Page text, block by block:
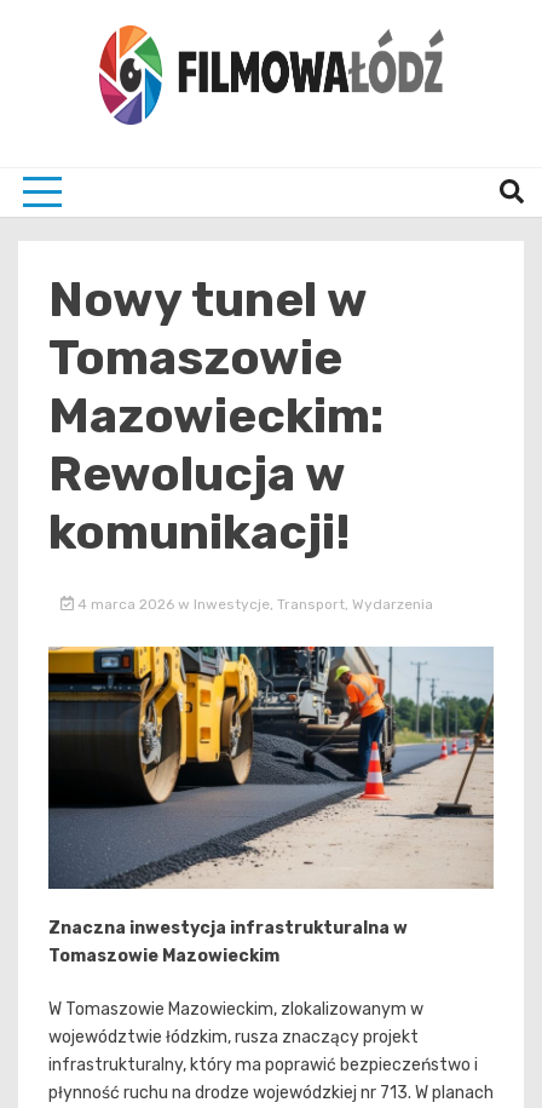
Nowy tunel w
Tomaszowie
Mazowieckim:
Rewolucja w
komunikacji!
4 marca 2026 w Inwestycje, Transport, Wydarzenia
Znaczna inwestycja infrastrukturalna w
Tomaszowie Mazowieckim
W Tomaszowie Mazowieckim, zlokalizowanym w
województwie łódzkim, rusza znaczący projekt
infrastrukturalny, który ma poprawić bezpieczeństwo i
płynność ruchu na drodze wojewódzkiej nr 713. W planach